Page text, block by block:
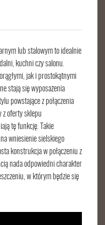
lub stalowym to idealnie
kuchni czy salonu.
jak i prostokątnymi
stają się wyposażenia
powstające z połączenia
z oferty sklepu
tę funkcję. Takie
wniesienie sielskiego
konstrukcja w połączeniu z
nada odpowiedni charakter
w którym będzie się